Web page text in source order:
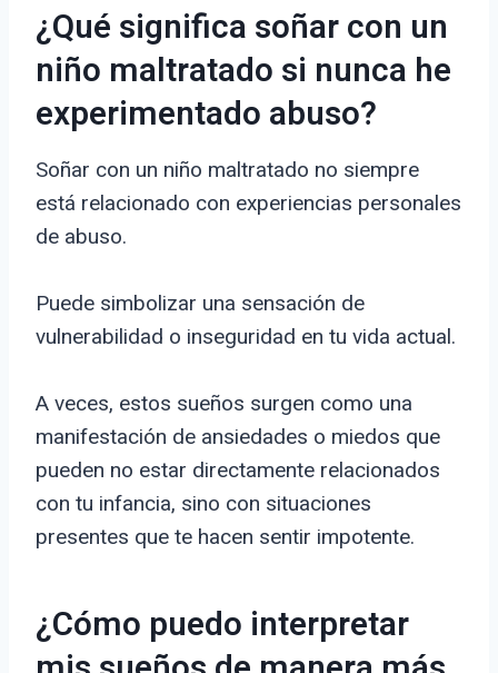
¿Qué significa soñar con un
niño maltratado si nunca he
experimentado abuso?
Soñar con un niño maltratado no siempre
está relacionado con experiencias personales
de abuso.
Puede simbolizar una sensación de
vulnerabilidad o inseguridad en tu vida actual.
A veces, estos sueños surgen como una
manifestación de ansiedades o miedos que
pueden no estar directamente relacionados
con tu infancia, sino con situaciones
presentes que te hacen sentir impotente.
¿Cómo puedo interpretar